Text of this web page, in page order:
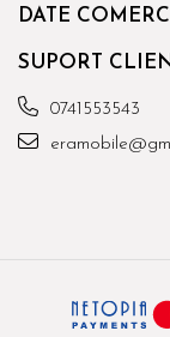
DATE
SUPORT
0741553543